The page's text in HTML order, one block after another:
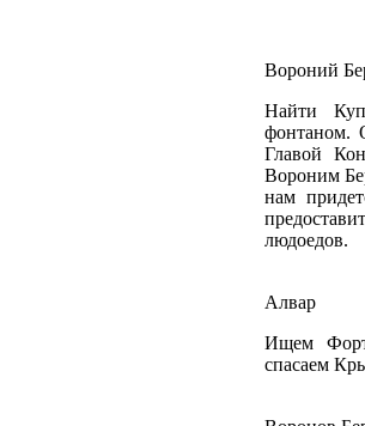
Вороний
Найти
фонтаном.
Главой
Вороним
нам
людоедов.
Алвар
Ищем
спасаем